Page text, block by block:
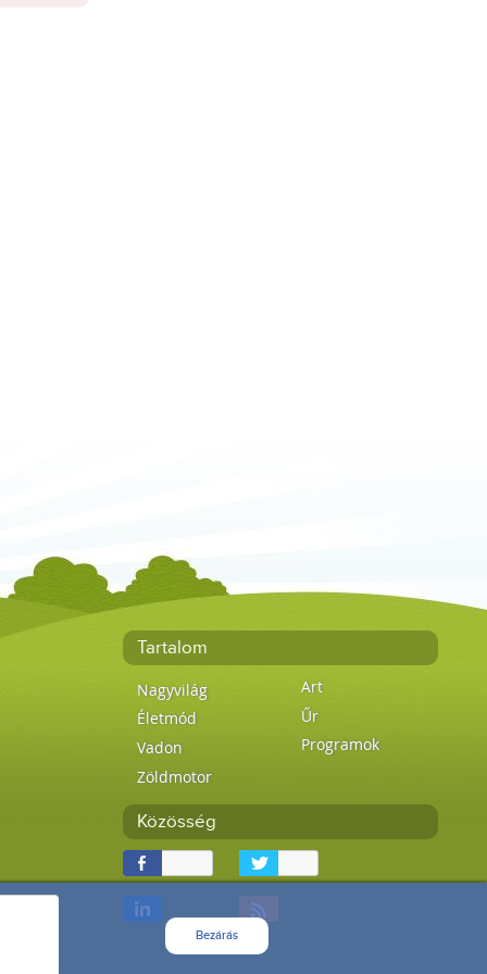
Bezárás
Tartalom
Nagyvilág
Életmód
Vadon
Zöldmotor
Art
Űr
Programok
Közösség